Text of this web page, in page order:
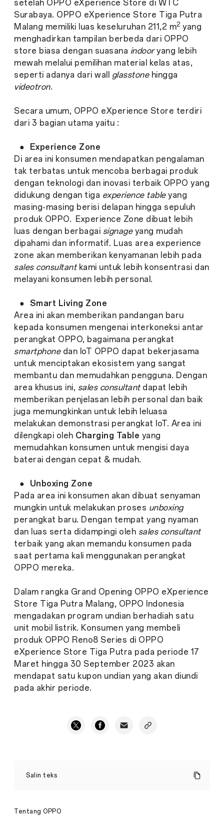
setelah OPPO eXperience Store di WTC
Surabaya. OPPO eXperience Store Tiga Putra
Malang memiliki luas keseluruhan 211,2 m2yang
menghadirkan tampilan berbeda dari OPPO
store biasa dengan suasana indooryang lebih
mewah melalui pemilihan material kelas atas,
seperti adanya dari wall glasstonehingga
videotron.
Secara umum, OPPO eXperience Store terdiri
dari 3 bagian utama yaitu :
●
Experience Zone
Di area ini konsumen mendapatkan pengalaman
tak terbatas untuk mencoba berbagai produk
dengan teknologi dan inovasi terbaik OPPO yang
didukung dengan tiga experience tableyang
masing-masing berisi delapan hingga sepuluh
produk OPPO. Experience Zone dibuat lebih
luas dengan berbagai signageyang mudah
dipahami dan informatif. Luas area experience
zone akan memberikan kenyamanan lebih pada
sales consultantkami untuk lebih konsentrasi dan
melayani konsumen lebih personal.
● Smart Living Zone
Area ini akan memberikan pandangan baru
kepada konsumen mengenai interkoneksi antar
perangkat OPPO, bagaimana perangkat
smartphonedan IoT OPPO dapat bekerjasama
untuk menciptakan ekosistem yang sangat
membantu dan memudahkan pengguna. Dengan
area khusus ini, sales consultantdapat lebih
memberikan penjelasan lebih personal dan baik
juga memungkinkan untuk lebih leluasa
melakukan demonstrasi perangkat IoT. Area ini
dilengkapi oleh Charging Table yang
memudahkan konsumen untuk mengisi daya
baterai dengan cepat & mudah.
● Unboxing Zone
Pada area ini konsumen akan dibuat senyaman
mungkin untuk melakukan proses unboxing
perangkat baru. Dengan tempat yang nyaman
dan luas serta didampingi oleh sales consultant
terbaik yang akan memandu konsumen pada
saat pertama kali menggunakan perangkat
OPPO mereka.
Dalam rangka Grand Opening OPPO eXperience
Store Tiga Putra Malang, OPPO Indonesia
mengadakan program undian berhadiah satu
unit mobil listrik. Konsumen yang membeli
produk OPPO Reno8 Series di OPPO
eXperience Store Tiga Putra pada periode 17
Maret hingga 30 September 2023 akan
mendapat satu kupon undian yang akan diundi
pada akhir periode.
Salin teks
Tentang OPPO